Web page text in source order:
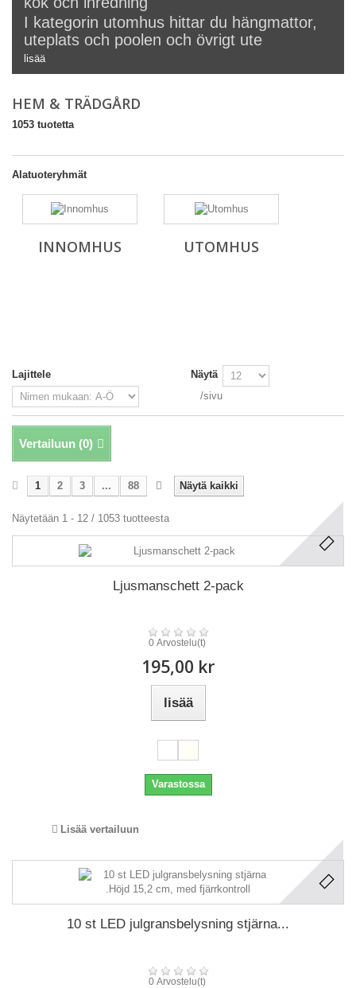
I kategorin utomhus hittar du hängmattor,
uteplats och poolen och övrigt ute
lisää
HEM & TRÄDGÅRD
1053 tuotetta
Alatuoteryhmät
INNOMHUS UTOMHUS
Lajittele
Näytä
/sivu
Vertailuun (0)
Näytä kaikki
1 2 3 ... 88
Näytetään 1 - 12 / 1053 tuotteesta
Ljusmanschett 2-pack
0 Arvostelu(t)
195,00 kr
lisää
Varastossa
Lisää vertailuun
10 st LED julgransbelysning stjärna...
0 Arvostelu(t)